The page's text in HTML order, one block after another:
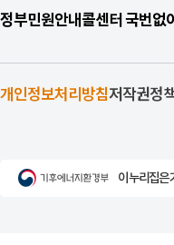
정부민원안내콜센터 국번
개인정보처리방침저작권정
이 누리집은